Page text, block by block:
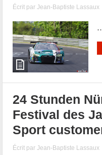
Écrit parJean-Baptiste Lassaux
24 Stunden
Festival des
Sport
Écrit parJean-Baptiste Lassaux